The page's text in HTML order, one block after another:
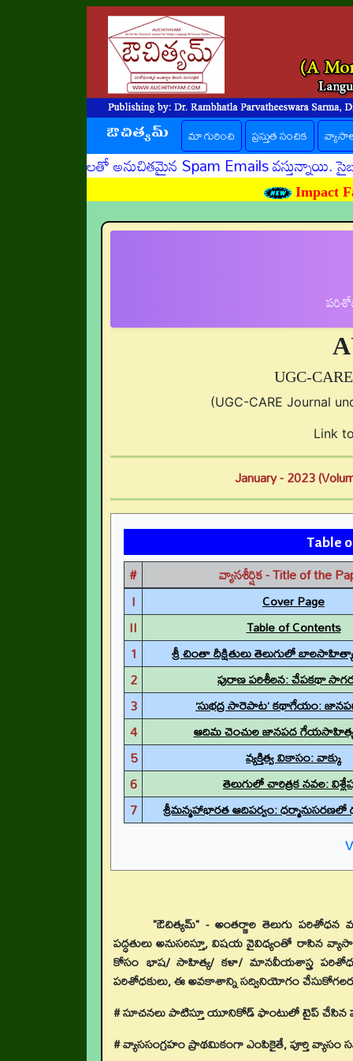
ఔచిత్యమ్ మా గురించి ప్రస్తుత సంచిక (current)
అనుచితమైన Spam Emails వస్తున్నాయి. సైబర్
Impact
UGC-
(UGC-CARE Journal
Link
January - 2023
#
వ్యాసశీర్షిక - Title of the
I
Cover Page
II Table of Contents
1 శ్రీ చింతా దీక్షితులు తెలుగులో
2 పురాణ పరిశీలన: చేపకథా
3 ‘సుభద్ర సారెపాట’ కథాగేయం:
4 ఆదిమ చెంచుల జానపద
5 వ్యక్తిత్వ వికాసం: వాక్కు
6 తెలుగులో చారిత్రక నవల:
7 శ్రీమన్మహాభారత ఆదిపర్వం: ధర్మానుసరణలో
"ఔచిత్యమ్" - అంతర్జాల తెలుగు పరిశోధన
పద్ధతులు అనుసరిస్తూ, విషయ వైవిధ్యంతో రాసిన
కోసం భాష/ సాహిత్య/ కళా/ మానవీయశాస్త్ర పరిశోధన
పరిశోధకులు, ఈ అవకాశాన్ని సద్వినియోగం
# సూచనలు పాటిస్తూ యూనికోడ్ ఫాంటులో టైప్ చేసిన
# వ్యాససంగ్రహం ప్రాథమికంగా ఎంపికైతే, పూర్తి